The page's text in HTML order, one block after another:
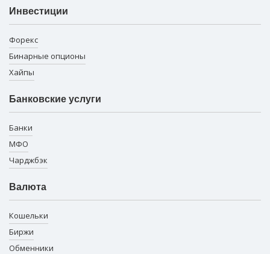
Инвестиции
Форекс
Бинарные опционы
Хайпы
Банковские услуги
Банки
МФО
Чарджбэк
Валюта
Кошельки
Биржи
Обменники